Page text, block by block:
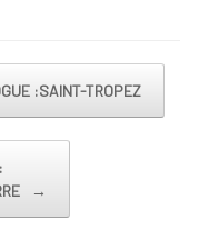
:SAINT-TROPEZ
→